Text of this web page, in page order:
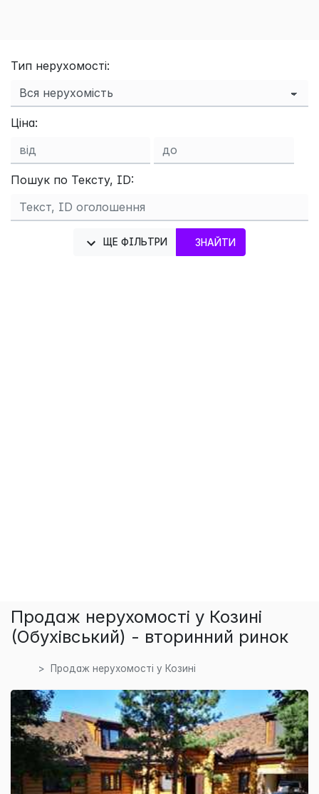
Тип нерухомості:
Ціна:
Пошук по Тексту, ID:
ЩЕ ФІЛЬТРИ ЗНАЙТИ
Продаж нерухомості у Козині
(Обухівський) - вторинний ринок
Продаж нерухомості у Козині